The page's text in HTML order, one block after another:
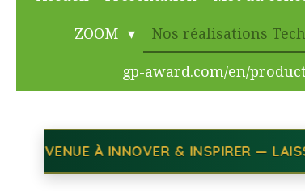
ZOOM Nos réalisations
gp-award.com/en/
— LAISSEZ-VOUS EMBARQUER DANS